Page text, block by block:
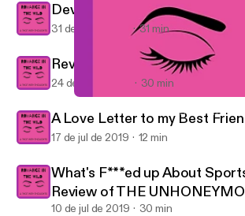
Romance in the Wild: A Thot with
Devil in Winter Part 2
31 de jul de 2019 31 min
Review Part 1: The Devil in
24 de jul de 2019 30 min
A Love Letter to my Best
17 de jul de 2019 12 min
What's F***ed up About
Review of THE
10 de jul de 2019 30 min